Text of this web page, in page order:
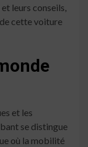
leurs conseils,
cette voiture
et les
se distingue
où la mobilité